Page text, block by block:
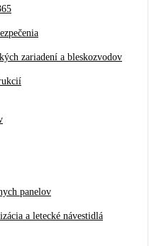
zariadení a bleskozvodov
panelov
a letecké návestidlá